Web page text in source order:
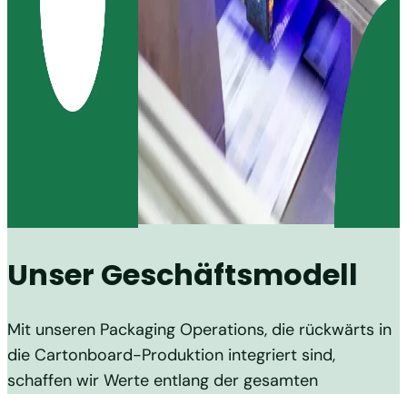
Unser Geschäftsmodell
Mit unseren Packaging Operations, die rückwärts in
die Cartonboard-Produktion integriert sind,
schaffen wir Werte entlang der gesamten